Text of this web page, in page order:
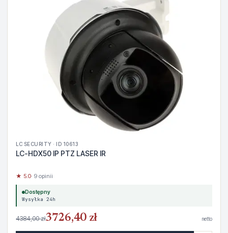
LC SECURITY · ID 10613
LC-HDX50 IP PTZ LASER IR
★ 5.0· 9 opinii
Dostępny
Wysyłka 24h
4384,00 zł3726,40 zł netto